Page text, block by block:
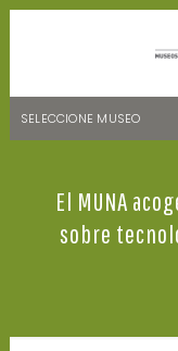
SELECCIONE MUSEO
NATURALEZA Y
CENTRO DE
El MUNA
sobre